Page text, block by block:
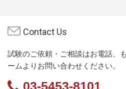
Contact Us
試験のご依頼・ご相談はお電話、
ームよりお問い合わせください。
03-5453-8101